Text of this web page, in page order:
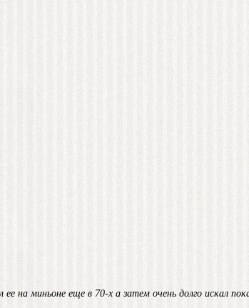
на миньоне еще в 70-х а затем очень долго искал